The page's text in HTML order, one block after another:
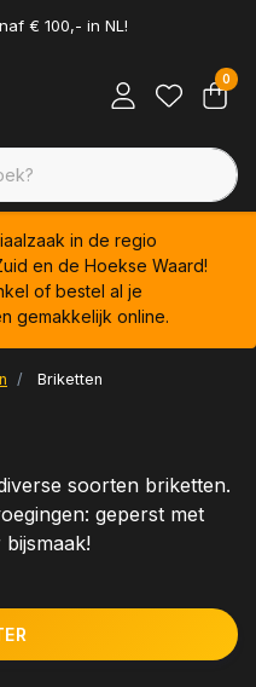
€ 100,- in NL!
0
in de regio
en de Hoekse Waard!
of bestel al je
gemakkelijk online.
Briketten
soorten briketten.
geperst met